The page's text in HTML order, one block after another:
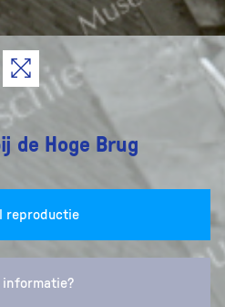
de Hoge Brug
reproductie
informatie?